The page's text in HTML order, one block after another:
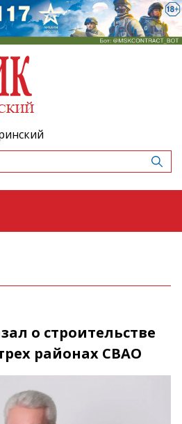
о строительстве
районах СВАО